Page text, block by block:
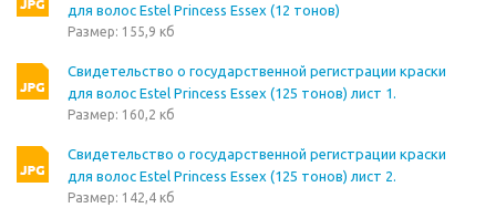
для волос Estel Princess Essex (12 тонов)
Размер: 155,9 кб
Свидетельство о государственной регистрации краски
для волос Estel Princess Essex (125 тонов) лист 1.
Размер: 160,2 кб
Свидетельство о государственной регистрации краски
для волос Estel Princess Essex (125 тонов) лист 2.
Размер: 142,4 кб